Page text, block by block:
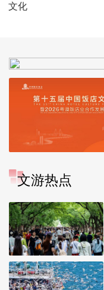
文化
文游热点